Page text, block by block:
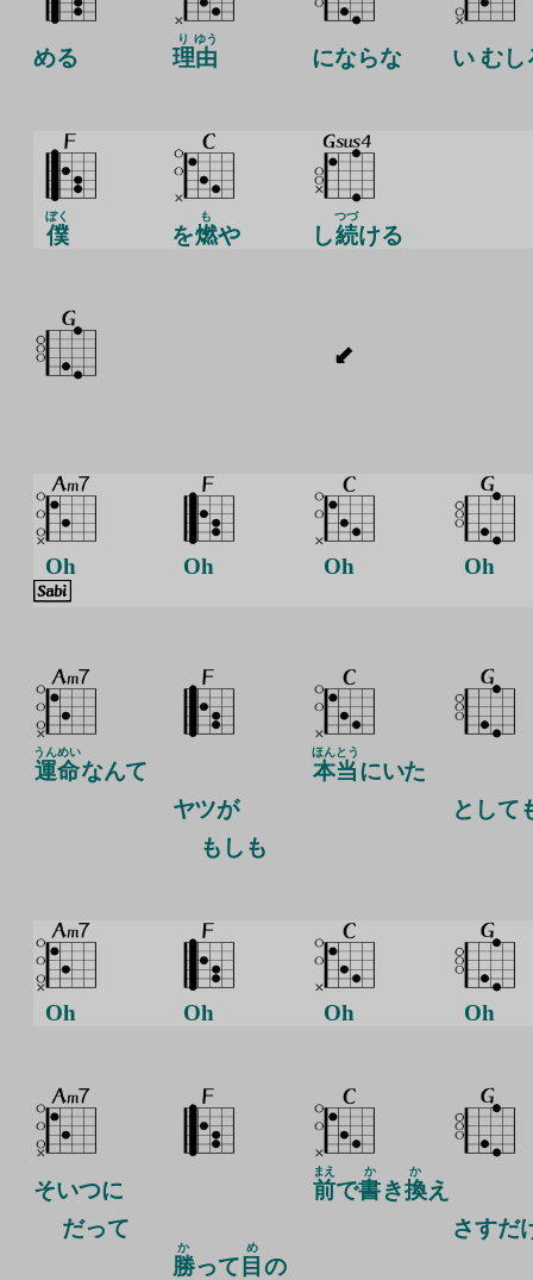
める 理
り
由
ゆう
にならな い むし
僕
ぼく
を燃
も
や し続
つづ
ける
Oh Oh Oh Oh
運命
うんめい
なんて
ヤツが
もしも
本当
ほんとう
にいた
として
Oh Oh Oh Oh
そいつに
だって
勝
か
って 目
め
の
前
まえ
で書
か
き換
か
え
さすだ